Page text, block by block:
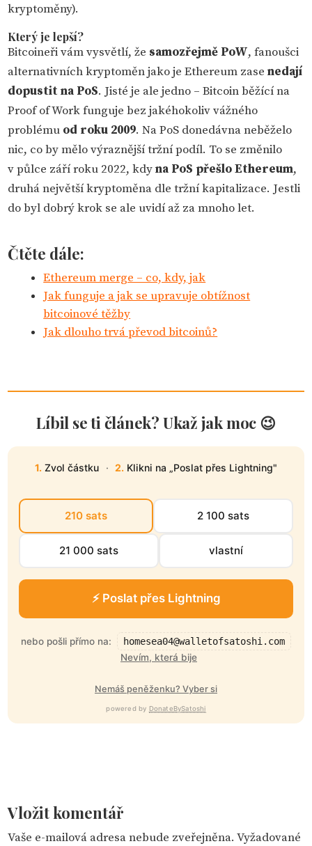
kryptoměny).
Který je lepší?
Bitcoineři vám vysvětlí, že samozřejmě PoW, fanoušci
alternativních kryptoměn jako je Ethereum zasenedají
dopustit na PoS. Jisté je ale jedno – Bitcoin běžící na
Proof of Work funguje bez jakéhokoliv vážného
problému od roku 2009. Na PoS donedávna neběželo
nic, co by mělo výraznější tržní podíl. To se změnilo
v půlce září roku 2022, kdyna PoS přešlo Ethereum,
druhá největší kryptoměna dle tržní kapitalizace. Jestli
do byl dobrý krok se ale uvidí až za mnoho let.
Čtěte dále:
Ethereum merge – co, kdy, jak
Jak funguje a jak se upravuje obtížnost
bitcoinové těžby
Jak dlouho trvá převod bitcoinů?
Líbil se ti článek? Ukaž jak moc 😉
1.Zvol částku · 2. Klikni na „Poslat přes Lightning"
210 sats 2 100 sats
21 000 sats vlastní
⚡ Poslat přes Lightning
nebo pošli přímo na:
homesea04@walletofsatoshi.com
Nevím, která bije
Nemáš peněženku? Vyber si
powered by DonateBySatoshi
Vložit komentář
Vaše e-mailová adresa nebude zveřejněna. Vyžadované